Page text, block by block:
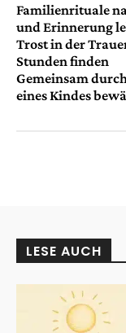
Familienrituale
und Erinnerung
Trost in der
Stunden finden
Gemeinsam
eines Kindes
LESE AUCH